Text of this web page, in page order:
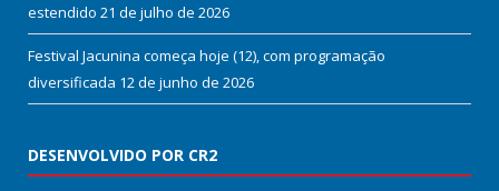
estendido 21 de julho de 2026
Festival Jacunina começa hoje (12), com programação
diversificada 12 de junho de 2026
DESENVOLVIDO POR CR2